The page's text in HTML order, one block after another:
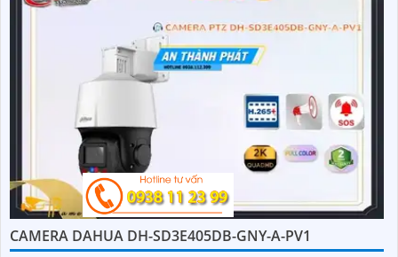
CAMERA DAHUA DH-SD3E405DB-GNY-A-PV1